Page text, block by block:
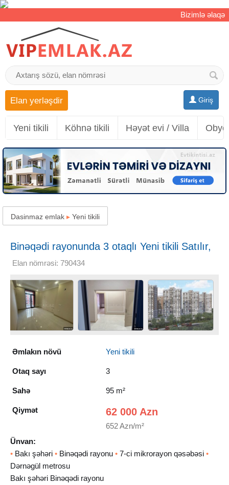
Bizimlə əlaqə
Giriş
Elan yerləşdir
Yeni tikili Köhnə tikili Həyət evi / Villa
Dasinmaz emlak ▸ Yeni tikili
Binəqədi rayonunda 3 otaqlı Yeni tikili Satılır,
95 m²
Elan nömrəsi: 790434
Əmlakın növü Yeni tikili
Otaq sayı 3
Sahə 95 m²
Qiymət 62 000 Azn
652 Azn/m²
Ünvan:
• Bakı şəhəri • Binəqədi rayonu • 7-ci mikrorayon qəsəbəsi •
Dərnəgül metrosu
Bakı şəhəri Binəqədi rayonu